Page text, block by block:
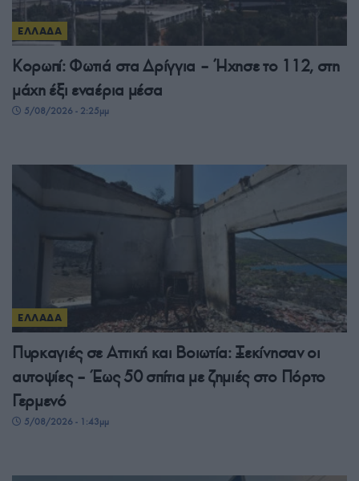
ΕΛΛΑΔΑ
Κορωπί: Φωτιά στα Δρίγγια – Ήχησε το 112, στη
μάχη έξι εναέρια μέσα
5/08/2026 - 2:25μμ
ΕΛΛΑΔΑ
Πυρκαγιές σε Αττική και Βοιωτία: Ξεκίνησαν οι
αυτοψίες – Έως 50 σπίτια με ζημιές στο Πόρτο
Γερμενό
5/08/2026 - 1:43μμ